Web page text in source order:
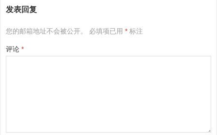
发表回复
您的邮箱地址不会被公开。 必填项已用* 标注
评论*